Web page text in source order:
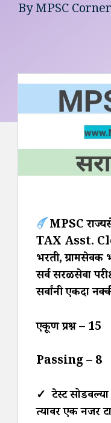
ByMPSC Corner
MPSC
TAX Asst.
भरती, ग्रामसेवक
सर्व सरळसेवा
सर्वांनी एकदा
एकूण प्रश्न – 15
Passing – 8
✓ टेस्ट
त्यावर एक नजर